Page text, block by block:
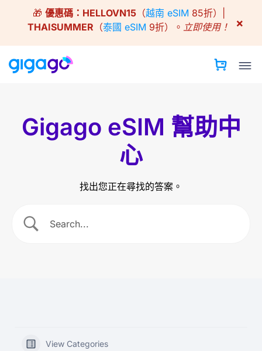
🎁 優惠碼： HELLOVN15（越南 eSIM 85折）|
THAISUMMER （泰國 eSIM 9折）。 立即使用！ ×
Gigago eSIM 幫助中
心
找出您正在尋找的答案。
View Categories